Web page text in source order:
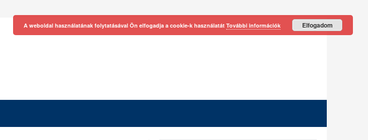
A weboldal használatának folytatásával Ön elfogadja a cookie-k használatát További információk Elfogadom